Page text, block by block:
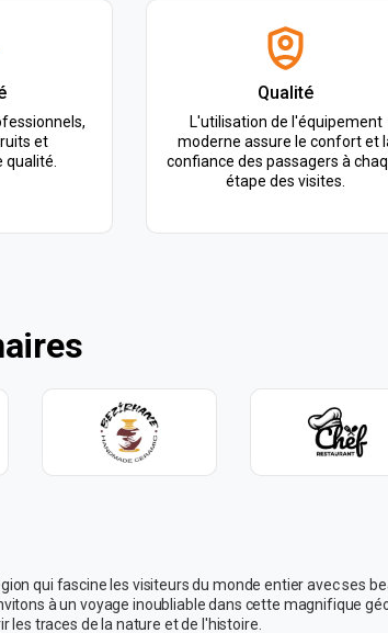
et
Qualité
L'utilisation de l'équipement
moderne assure le confort et
confiance des passagers à
étape des visites.
qui fascine les visiteurs du monde entier avec ses
à un voyage inoubliable dans cette magnifique
les traces de la nature et de l'histoire.